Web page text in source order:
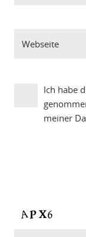
Ich habe
meiner